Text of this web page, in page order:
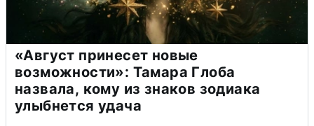
«Август принесет новые
возможности»: Тамара Глоба
назвала, кому из знаков зодиака
улыбнется удача